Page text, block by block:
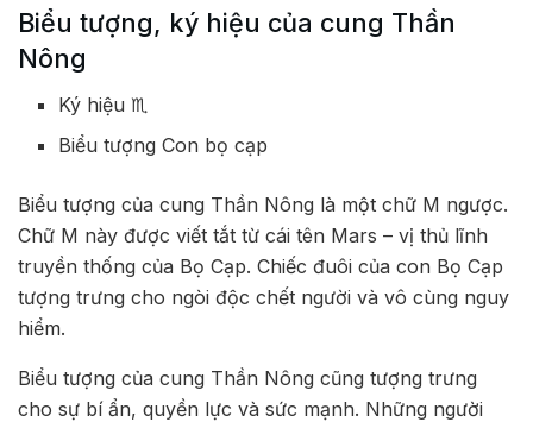
Biểu tượng, ký hiệu của cung Thần
Nông
Ký hiệu ♏
Biểu tượng Con bọ cạp
Biểu tượng của cung Thần Nông là một chữ M ngược.
Chữ M này được viết tắt từ cái tên Mars – vị thủ lĩnh
truyền thống của Bọ Cạp. Chiếc đuôi của con Bọ Cạp
tượng trưng cho ngòi độc chết người và vô cùng nguy
hiểm.
Biểu tượng của cung Thần Nông cũng tượng trưng
cho sự bí ẩn, quyền lực và sức mạnh. Những người